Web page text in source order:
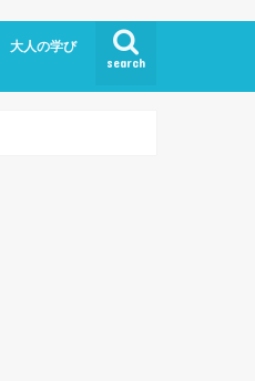
search
大人の学び